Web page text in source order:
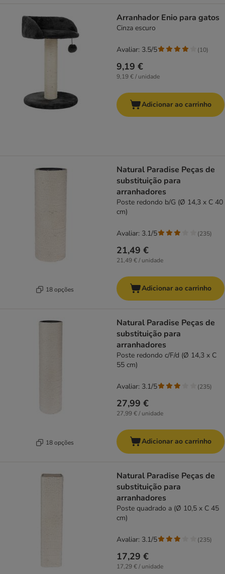
Arranhador Enio para gatos
Cinza escuro
9,19 €
9,19 € / unidade
Avaliar: 3.5/5 (10)
Adicionar ao carrinho
18 opções
Natural Paradise Peças de
substituição para
arranhadores
Poste redondo b/G (Ø 14,3 x C 40
cm)
21,49 €
21,49 € / unidade
Avaliar: 3.1/5 (235)
Adicionar ao carrinho
18 opções
Natural Paradise Peças de
substituição para
arranhadores
Poste redondo c/F/d (Ø 14,3 x C
55 cm)
27,99 €
27,99 € / unidade
Avaliar: 3.1/5 (235)
Adicionar ao carrinho
Natural Paradise Peças de
substituição para
arranhadores
Poste quadrado a (Ø 10,5 x C 45
cm)
17,29 €
17,29 € / unidade
Avaliar: 3.1/5 (235)